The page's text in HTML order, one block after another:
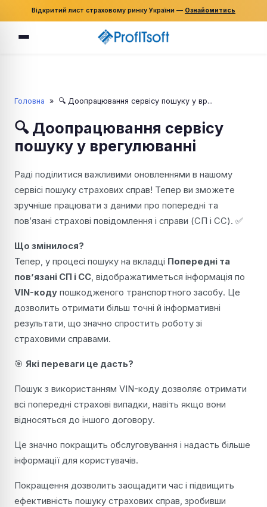
Відкритий лист страховому ринку України — Ознайомитись
Головна » 🔍 Доопрацювання сервісу пошуку у вр...
🔍 Доопрацювання сервісу
пошуку у врегулюванні
Раді поділитися важливими оновленнями в нашому
сервісі пошуку страхових справ! Тепер ви зможете
зручніше працювати з даними про попередні та
пов’язані страхові повідомлення і справи (СП і СС). ✅
Що змінилося?
Тепер, у процесі пошуку на вкладці Попередні та
пов’язані СП і СС, відображатиметься інформація по
VIN-коду пошкодженого транспортного засобу. Це
дозволить отримати більш точні й інформативні
результати, що значно спростить роботу зі
страховими справами.
🎯 Які переваги це дасть?
Пошук з використанням VIN-коду дозволяє отримати
всі попередні страхові випадки, навіть якщо вони
відносяться до іншого договору.
Це значно покращить обслуговування і надасть більше
інформації для користувачів.
Покращення дозволить заощадити час і підвищить
ефективність пошуку страхових справ, зробивши